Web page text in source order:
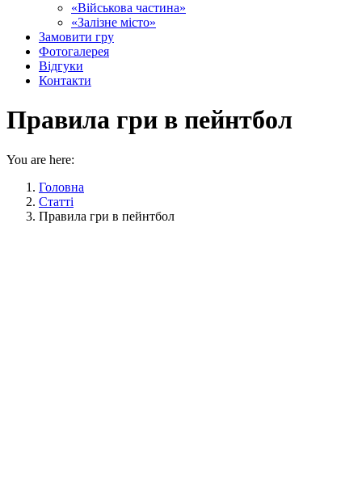
«Військова частина»
«Залізне місто»
Замовити гру
Фотогалерея
Відгуки
Контакти
Правила гри в пейнтбол
You are here:
Головна
Статті
Правила гри в пейнтбол